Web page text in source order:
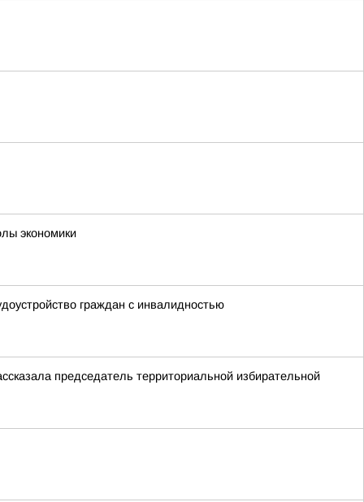
экономики
граждан с инвалидностью
председатель территориальной избирательной